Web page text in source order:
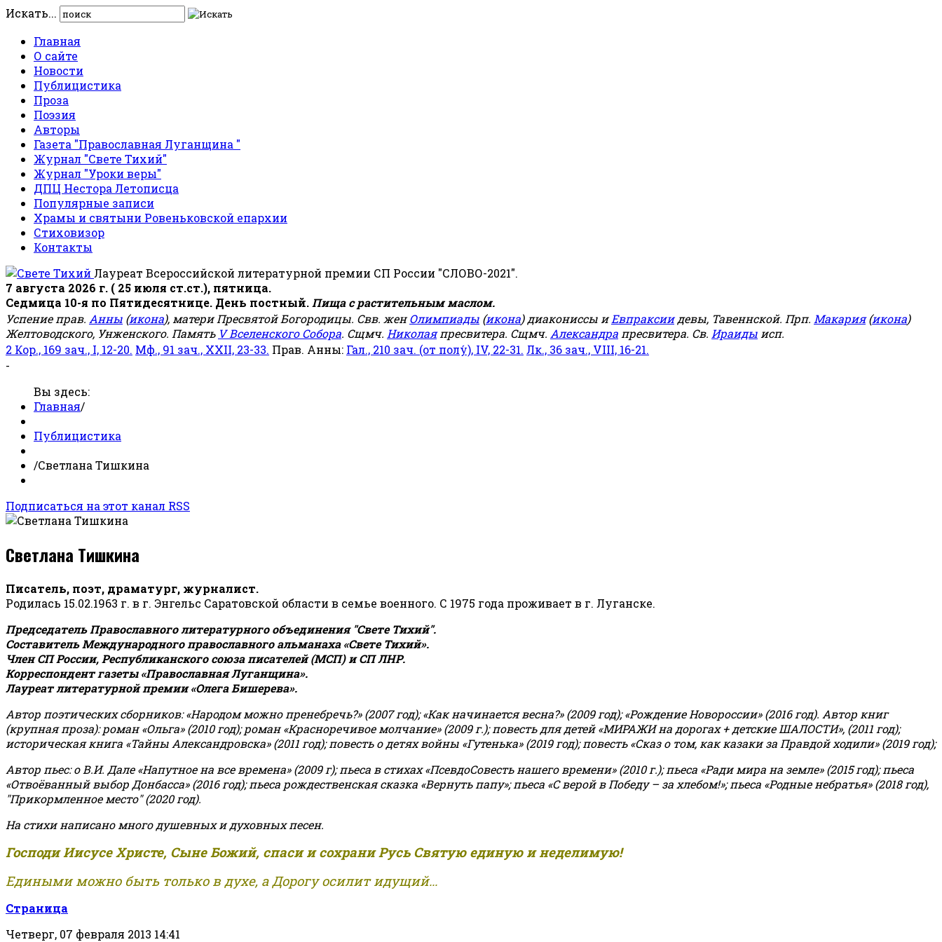
Искать...
Главная
О сайте
Новости
Публицистика
Проза
Поэзия
Авторы
Газета "Православная Луганщина "
Журнал "Свете Тихий"
Журнал "Уроки веры"
ДПЦ Нестора Летописца
Популярные записи
Храмы и святыни Ровеньковской епархии
Стиховизор
Контакты
Лауреат Всероссийской литературной премии СП России "СЛОВО-2021".
7 августа 2026 г. ( 25 июля ст.ст.), пятница.
Седмица 10-я по Пятидесятнице. День постный. Пища с растительным маслом.
Успение прав. Анны (икона), матери Пресвятой Богородицы. Свв. женОлимпиады (икона) диакониссы иЕвпраксиидевы, Тавеннской. Прп. Макария(икона)
Желтоводского, Унженского. Память V Вселенского Собора. Сщмч. Николаяпресвитера. Сщмч. Александра пресвитера. Св. Ираиды исп.
2 Кор., 169 зач., I, 12-20. Мф., 91 зач., XXII, 23-33. Прав. Анны: Гал., 210 зач. (от полу́), IV, 22-31. Лк., 36 зач., VIII, 16-21.
-
Вы здесь:
Главная/
Публицистика
/Светлана Тишкина
Подписаться на этот канал RSS
Светлана Тишкина
Писатель, поэт, драматург, журналист.
Родилась 15.02.1963 г. в г. Энгельс Саратовской области в семье военного. С 1975 года проживает в г. Луганске.
Председатель Православного литературного объединения "Свете Тихий".
Составитель Международного православного альманаха «Свете Тихий».
Член СП России, Республиканского союза писателей (МСП) и СП ЛНР.
Корреспондент газеты «Православная Луганщина».
Лауреат литературной премии «Олега Бишерева».
Автор поэтических сборников: «Народом можно пренебречь?» (2007 год); «Как начинается весна?» (2009 год); «Рождение Новороссии» (2016 год). Автор книг
(крупная проза): роман «Ольга» (2010 год); роман «Красноречивое молчание» (2009 г.); повесть для детей «МИРАЖИ на дорогах + детские ШАЛОСТИ», (2011 год);
историческая книга «Тайны Александровска» (2011 год); повесть о детях войны «Гутенька» (2019 год); повесть «Сказ о том, как казаки за Правдой ходили» (2019 год);
Автор пьес: о В.И. Дале «Напутное на все времена» (2009 г); пьеса в стихах «ПсевдоСовесть нашего времени» (2010 г.); пьеса «Ради мира на земле» (2015 год); пьеса
«Отвоёванный выбор Донбасса» (2016 год); пьеса рождественская сказка «Вернуть папу»; пьеса «С верой в Победу – за хлебом!»;пьеса «Родные небратья» (2018 год),
"Прикормленное место" (2020 год).
На стихи написано много душевных и духовных песен.
Господи Иисусе Христе, Сыне Божий, спаси и сохрани Русь Святую единую и неделимую!
Едиными можно быть только в духе, а Дорогу осилит идущий...
Страница
Четверг, 07 февраля 2013 14:41